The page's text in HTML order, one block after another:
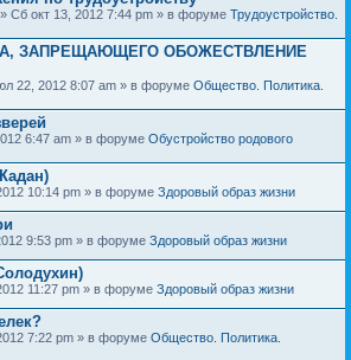
» Сб окт 13, 2012 7:44 pm » в форуме Трудоустройство.
ЗАПРЕЩАЮЩЕГО ОБОЖЕСТВЛЕНИЕ
22, 2012 8:07 am » в форуме Общество. Политика.
6:47 am » в форуме Обустройство родового
10:14 pm » в форуме Здоровый образ жизни
9:53 pm » в форуме Здоровый образ жизни
11:27 pm » в форуме Здоровый образ жизни
7:22 pm » в форуме Общество. Политика.